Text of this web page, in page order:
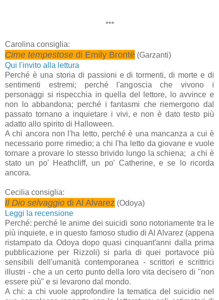
***
Carolina consiglia:
Cime tempestose di Emily Brontë (Garzanti)
Qui l'invito alla lettura
Perché è una storia di passioni e di tormenti, di morte e di
sentimenti estremi; perché l'angoscia che vivono i
personaggi si rispecchia in quella del lettore, lo avvince e
non lo abbandona; perché i fantasmi che riemergono dal
passato tornano a inquietare i vivi, e non è dato testo più
adatto allo spirito di Halloween.
A chi ancora non l'ha letto, perché è una mancanza a cui è
necessario porre rimedio; a chi l'ha letto da giovane e vuole
tornare a provare lo stesso brivido lungo la schiena; a chi è
stato un po' Heathcliff, un po' Catherine, e se lo ricorda
ancora.
Cecilia consiglia:
Il Dio selvaggio di Al Alvarez (Odoya)
Leggi la recensione
Perché: perché le anime dei suicidi sono notoriamente tra le
più inquiete, e in questo famoso studio di Al Alvarez (appena
ristampato da Odoya dopo quasi cinquant'anni dalla prima
pubblicazione per Rizzoli) si parla di quei portavoce più
sensibili dell'umanità contemporanea - scrittori e scrittrici
illustri - che a un certo punto della loro vita decisero di "non
essere più" e si levarono dal mondo.
A chi: a chi vuole approfondire la tematica del suicidio nel